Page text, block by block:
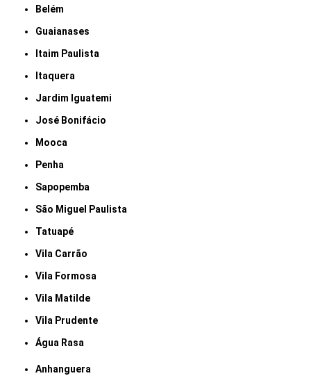
Belém
Guaianases
Itaim Paulista
Itaquera
Jardim Iguatemi
José Bonifácio
Mooca
Penha
Sapopemba
São Miguel Paulista
Tatuapé
Vila Carrão
Vila Formosa
Vila Matilde
Vila Prudente
Água Rasa
Anhanguera